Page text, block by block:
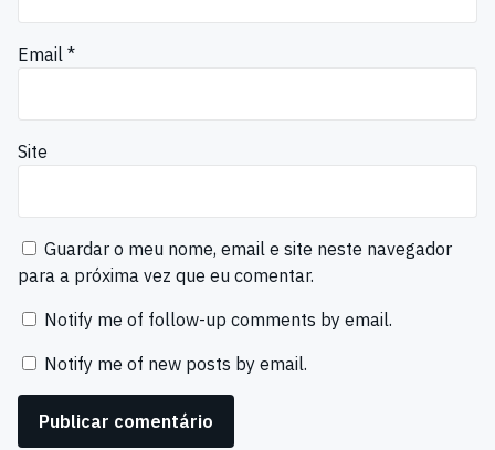
Email *
Site
Guardar o meu nome, email e site neste navegador
para a próxima vez que eu comentar.
Notify me of follow-up comments by email.
Notify me of new posts by email.